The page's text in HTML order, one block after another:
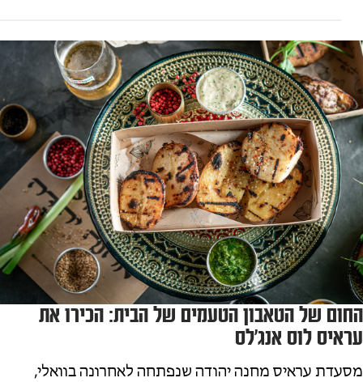
החום של הטאבון הטעמים של הבית: הכירו את
עראיס לוס אנג׳לס
מסעדת עראיס מחנה יהודה שנפתחה לאחרונה בוואלי,